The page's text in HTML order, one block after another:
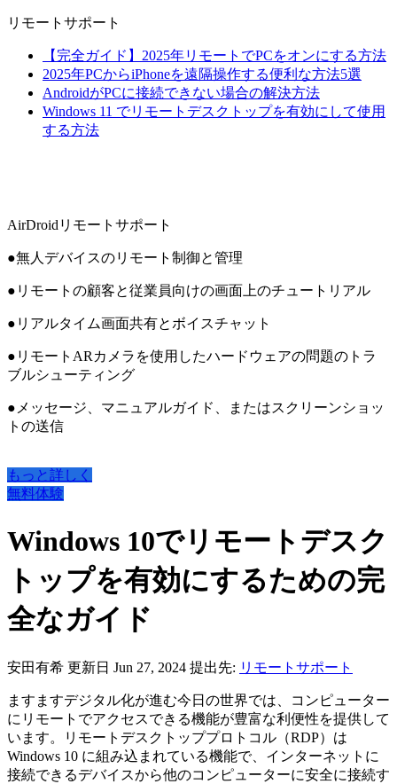
リモートサポート
【完全ガイド】2025年リモートでPCをオンにする方法
2025年PCからiPhoneを遠隔操作する便利な方法5選
AndroidがPCに接続できない場合の解決方法
Windows 11 でリモートデスクトップを有効にして使用
する方法
AirDroidリモートサポート
●無人デバイスのリモート制御と管理
●リモートの顧客と従業員向けの画面上のチュートリアル
●リアルタイム画面共有とボイスチャット
●リモートARカメラを使用したハードウェアの問題のトラ
ブルシューティング
●メッセージ、マニュアルガイド、またはスクリーンショッ
トの送信
もっと詳しく
無料体験
Windows 10でリモートデスク
トップを有効にするための完
全なガイド
安田有希 更新日 Jun 27, 2024 提出先: リモートサポート
ますますデジタル化が進む今日の世界では、コンピューター
にリモートでアクセスできる機能が豊富な利便性を提供して
います。リモートデスクトッププロトコル（RDP）は
Windows 10 に組み込まれている機能で、インターネットに
接続できるデバイスから他のコンピューターに安全に接続す